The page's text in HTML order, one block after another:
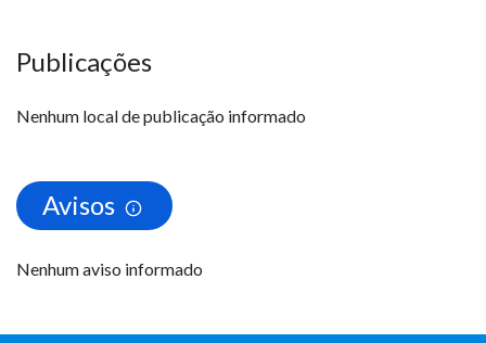
Publicações
Nenhum local de publicação informado
Avisos
Nenhum aviso informado